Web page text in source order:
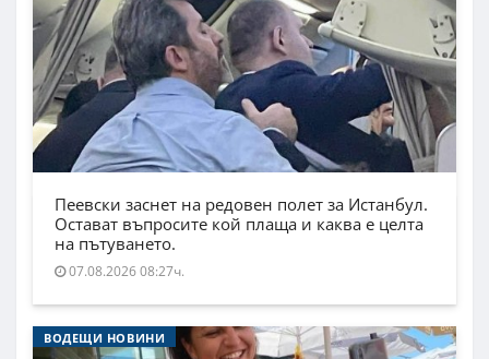
Пеевски заснет на редовен полет за Истанбул.
Остават въпросите кой плаща и каква е целта
на пътуването.
07.08.2026 08:27ч.
ВОДЕЩИ НОВИНИ